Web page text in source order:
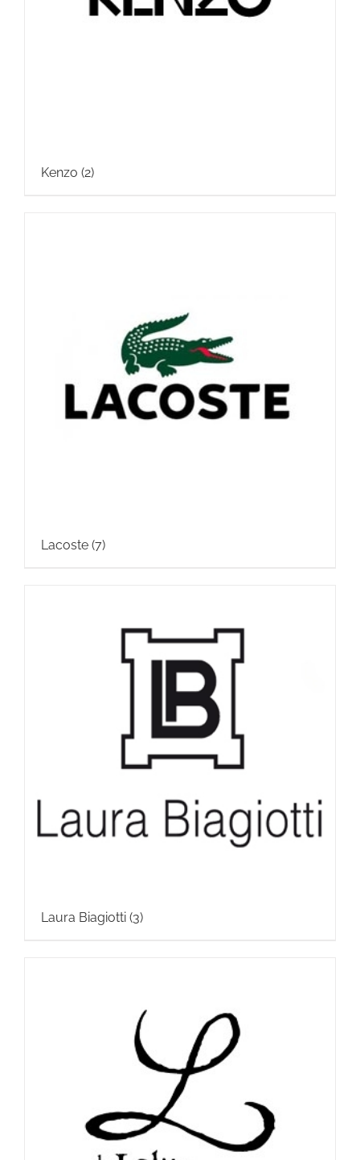
Kenzo (2)
Lacoste (7)
Laura Biagiotti (3)